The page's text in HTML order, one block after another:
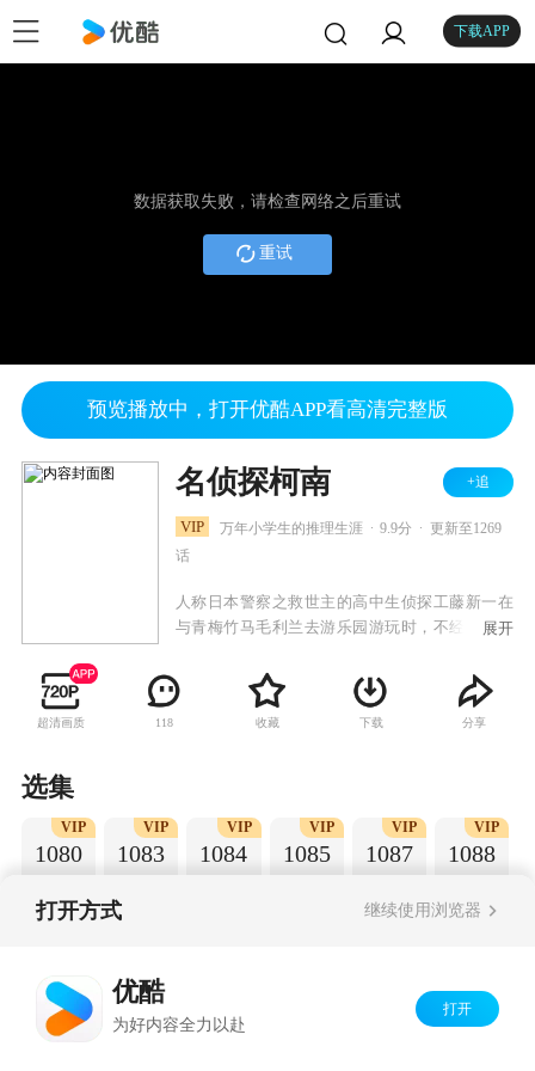
下载APP
数据获取失败，请检查网络之后重试
重试
预览播放中，打开优酷APP看高清完整版
名侦探柯南 +追
VIP 万年小学生的推理生涯 9.9分
更新至1269
话
人称日本警察之救世主的高中生侦探工藤新一在
与青梅竹马毛利兰去游乐园游玩时，不经意中发
踪，并目睹了黑衣人正在进行可疑交易。不料，
却被另一名黑衣人在背后击晕，被强行灌下一种
名为APTX-4869的毒药，致使身体变小。为了在
为“江户川柯南”，并寄住在毛利兰的家中。作为
侦探，柯南实在看不下去毛利小五郎经常做的一
展开
超清画质 118 收藏 下载 分享
选集
1080
VIP
1083
VIP
1084
VIP
1085
VIP
1087
VIP
1088
VIP
打开方式 继续使用浏览器
优酷
为好内容全力以赴
打开